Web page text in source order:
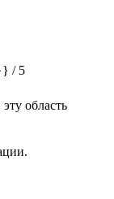
/ 5
область